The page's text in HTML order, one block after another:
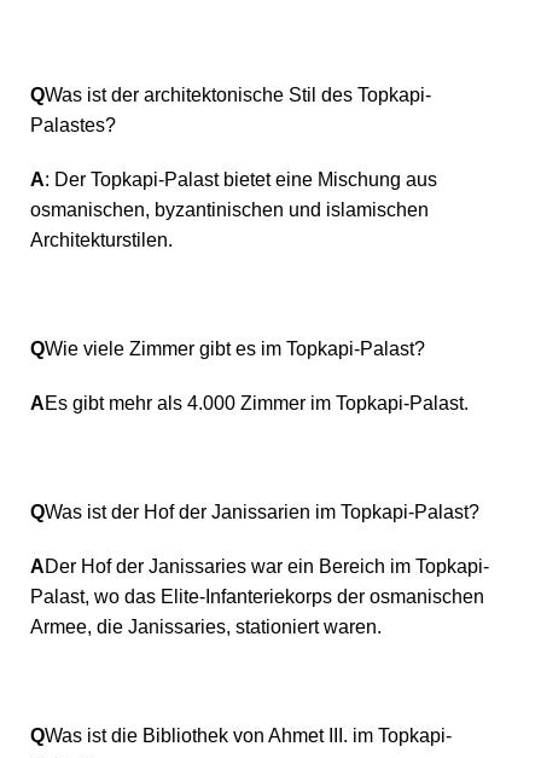
QWas ist der architektonische Stil des Topkapi-
Palastes?
A: Der Topkapi-Palast bietet eine Mischung aus
osmanischen, byzantinischen und islamischen
Architekturstilen.
QWie viele Zimmer gibt es im Topkapi-Palast?
AEs gibt mehr als 4.000 Zimmer im Topkapi-Palast.
QWas ist der Hof der Janissarien im Topkapi-Palast?
ADer Hof der Janissaries war ein Bereich im Topkapi-
Palast, wo das Elite-Infanteriekorps der osmanischen
Armee, die Janissaries, stationiert waren.
QWas ist die Bibliothek von Ahmet III. im Topkapi-